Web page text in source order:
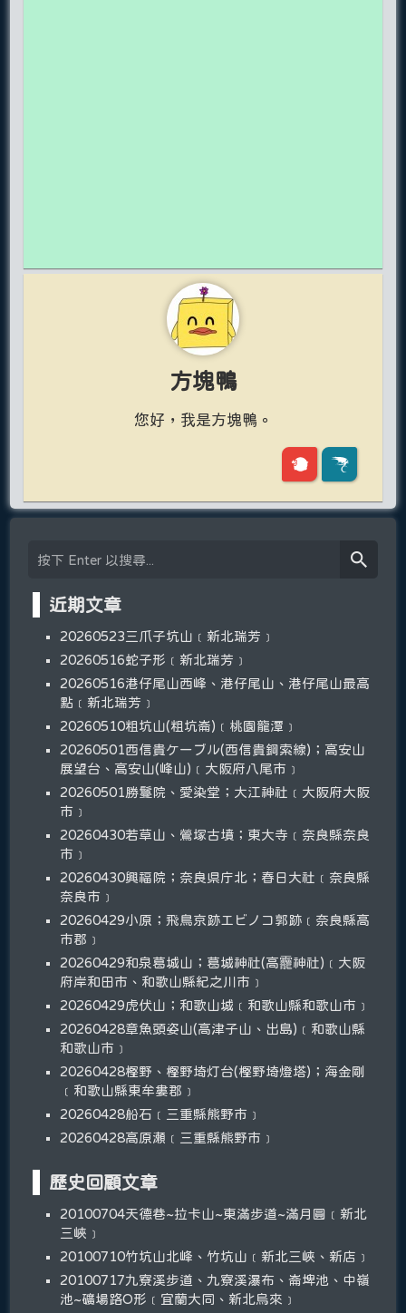
方塊鴨
您好，我是方塊鴨。
近期文章
20260523三爪子坑山﹝新北瑞芳﹞
20260516蛇子形﹝新北瑞芳﹞
20260516港仔尾山西峰、港仔尾山、港仔尾山最高
點﹝新北瑞芳﹞
20260510粗坑山(粗坑崙)﹝桃園龍潭﹞
20260501西信貴ケーブル(西信貴鋼索線)；高安山
展望台、高安山(峰山)﹝大阪府八尾市﹞
20260501勝鬘院、愛染堂；大江神社﹝大阪府大阪
市﹞
20260430若草山、鶯塚古墳；東大寺﹝奈良縣奈良
市﹞
20260430興福院；奈良県庁北；春日大社﹝奈良縣
奈良市﹞
20260429小原；飛鳥京跡エビノコ郭跡﹝奈良縣高
市郡﹞
20260429和泉葛城山；葛城神社(高龗神社)﹝大阪
府岸和田市、和歌山縣紀之川市﹞
20260429虎伏山；和歌山城﹝和歌山縣和歌山市﹞
20260428章魚頭姿山(高津子山、出島)﹝和歌山縣
和歌山市﹞
20260428樫野、樫野埼灯台(樫野埼燈塔)；海金剛
﹝和歌山縣東牟婁郡﹞
20260428船石﹝三重縣熊野市﹞
20260428高原瀬﹝三重縣熊野市﹞
歷史回顧文章
20100704天德巷~拉卡山~東滿步道~滿月圓﹝新北
三峽﹞
20100710竹坑山北峰、竹坑山﹝新北三峽、新店﹞
20100717九寮溪步道、九寮溪瀑布、崙埤池、中嶺
池~礦場路O形﹝宜蘭大同、新北烏來﹞